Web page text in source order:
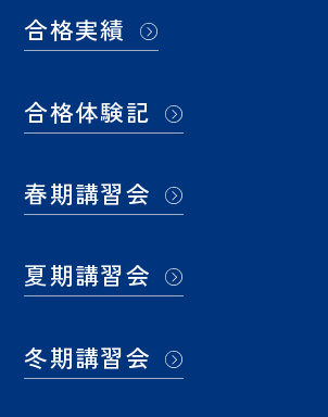
合格実績
合格体験記
春期講習会
夏期講習会
冬期講習会